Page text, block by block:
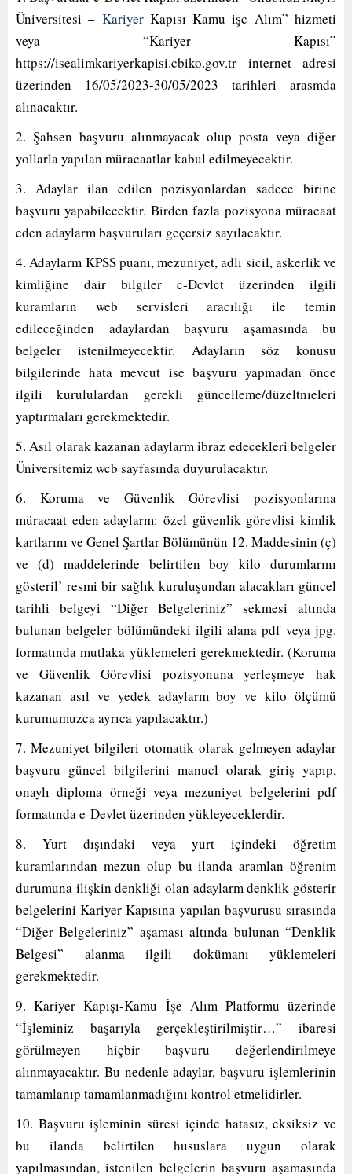
Üniversitesi – KariyerKapısı Kamu işc Alım” hizmeti
veya “Kariyer Kapısı”
https://isealimkariyerkapisi.cbiko.gov.tr internet adresi
üzerinden 16/05/2023-30/05/2023 tarihleri arasmda
alınacaktır.
2. Şahsen başvuru alınmayacak olup posta veya diğer
yollarla yapılan müracaatlar kabul edilmeyecektir.
3. Adaylar ilan edilen pozisyonlardan sadece birine
başvuru yapabilecektir. Birden fazla pozisyona müracaat
eden adaylarm başvuruları geçersiz sayılacaktır.
4. Adaylarm KPSS puanı, mezuniyet, adli sicil, askerlik ve
kimliğine dair bilgiler c-Dcvlct üzerinden ilgili
kuramların web servisleri aracılığı ile temin
edileceğinden adaylardan başvuru aşamasında bu
belgeler istenilmeyecektir. Adayların söz konusu
bilgilerinde hata mevcut ise başvuru yapmadan önce
ilgili kurululardan gerekli güncelleme/düzeltnıeleri
yaptırmaları gerekmektedir.
5. Asıl olarak kazanan adaylarm ibraz edecekleri belgeler
Üniversitemiz wcb sayfasında duyurulacaktır.
6. Koruma ve Güvenlik Görevlisi pozisyonlarına
müracaat eden adaylarm: özel güvenlik görevlisi kimlik
kartlarını ve Genel Şartlar Bölümünün 12. Maddesinin (ç)
ve (d) maddelerinde belirtilen boy kilo durumlarını
gösteril’ resmi bir sağlık kuruluşundan alacakları güncel
tarihli belgeyi “Diğer Belgeleriniz” sekmesi altında
bulunan belgeler bölümündeki ilgili alana pdf veya jpg.
formatında mutlaka yüklemeleri gerekmektedir. (Koruma
ve Güvenlik Görevlisi pozisyonuna yerleşmeye hak
kazanan asıl ve yedek adaylarm boy ve kilo ölçümü
kurumumuzca ayrıca yapılacaktır.)
7. Mezuniyet bilgileri otomatik olarak gelmeyen adaylar
başvuru güncel bilgilerini manucl olarak giriş yapıp,
onaylı diploma örneği veya mezuniyet belgelerini pdf
formatında e-Devlet üzerinden yükleyeceklerdir.
8. Yurt dışındaki veya yurt içindeki öğretim
kuramlarından mezun olup bu ilanda aramlan öğrenim
durumuna ilişkin denkliği olan adaylarm denklik gösterir
belgelerini Kariyer Kapısına yapılan başvurusu sırasında
“Diğer Belgeleriniz” aşaması altında bulunan “Denklik
Belgesi” alanma ilgili dokümanı yüklemeleri
gerekmektedir.
9. Kariyer Kapışı-Kamu İşe Alım Platformu üzerinde
“İşleminiz başarıyla gerçekleştirilmiştir…” ibaresi
görülmeyen hiçbir başvuru değerlendirilmeye
alınmayacaktır. Bu nedenle adaylar, başvuru işlemlerinin
tamamlanıp tamamlanmadığını kontrol etmelidirler.
10. Başvuru işleminin süresi içinde hatasız, eksiksiz ve
bu ilanda belirtilen hususlara uygun olarak
yapılmasından, istenilen belgelerin başvuru aşamasında